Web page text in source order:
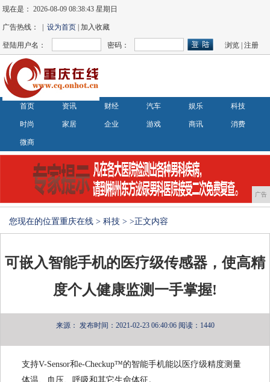
现在是：2026-08-09 08:38:43 星期日
广告热线： |设为首页 | 加入收藏
登陆用户名： 密码： 浏览 |注册
首页 资讯 财经 汽车 娱乐 科技
时尚 家居 企业 游戏 商讯 消费
微商
广告
您现在的位置重庆在线 > 科技 > >正文内容
可嵌入智能手机的医疗级传感器，使高精
度个人健康监测一手掌握!
来源： 发布时间：2021-02-23 06:40:06 阅读：1440
支持V-Sensor和e-Checkup™的智能手机能以医疗级精度测量
体温、血压、呼吸和其它生命体征。